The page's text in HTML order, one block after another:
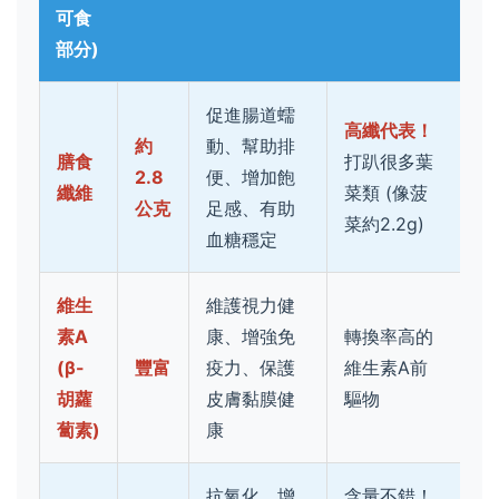
可食
部分)
膳食
纖維
約
2.8
公克
促進腸道蠕
動、幫助排
便、增加飽
足感、有助
血糖穩定
高纖代表！
打趴很多葉
菜類 (像菠
菜約2.2g)
維生
素A
(β-
胡蘿
蔔素)
豐富
維護視力健
康、增強免
疫力、保護
皮膚黏膜健
康
轉換率高的
維生素A前
驅物